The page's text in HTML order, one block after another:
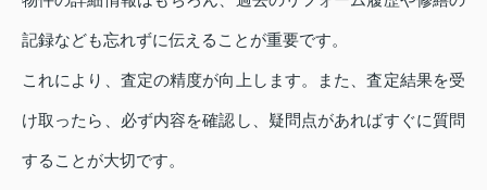
記録なども忘れずに伝えることが重要です。
これにより、査定の精度が向上します。また、査定結果を受
け取ったら、必ず内容を確認し、疑問点があればすぐに質問
することが大切です。